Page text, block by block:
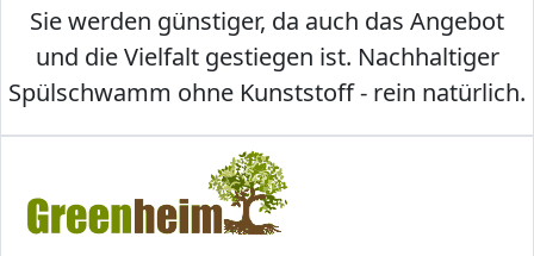
Sie werden günstiger, da auch das Angebot
und die Vielfalt gestiegen ist. Nachhaltiger
Spülschwamm ohne Kunststoff - rein natürlich.